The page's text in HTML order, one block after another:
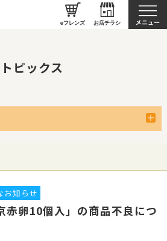
eフレンズ お店チラシ
トピックス
お知らせ
赤卵10個入」の商品不良につ